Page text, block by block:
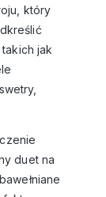
który
jak
duet na